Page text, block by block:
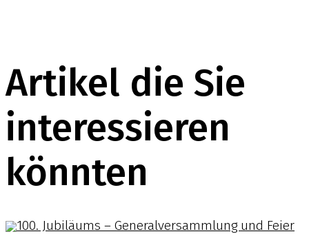
Artikel die Sie
interessieren
könnten